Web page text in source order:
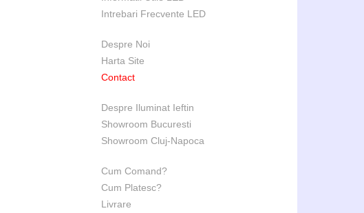
Intrebari Frecvente LED
Despre Noi
Harta Site
Contact
Despre Iluminat Ieftin
Showroom Bucuresti
Showroom Cluj-Napoca
Cum Comand?
Cum Platesc?
Livrare